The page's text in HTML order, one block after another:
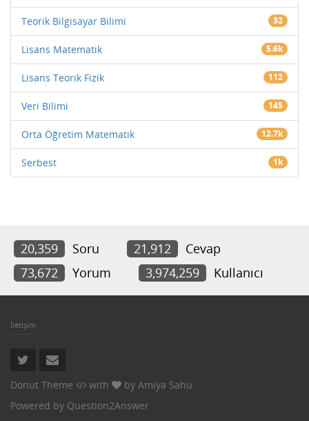
Teorik Bilgisayar Bilimi 32
Lisans Matematik 5.6k
Lisans Teorik Fizik 112
Veri Bilimi 145
Orta Öğretim Matematik 12.7k
Serbest 1k
20,359 Soru 21,912
Cevap
73,672
Yorum 3,974,259 Kullanıcı
İletişim
Donut Theme with by Amiya Sahu
Powered by Question2Answer